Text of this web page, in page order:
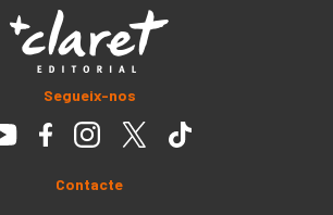
Segueix-nos
Contacte